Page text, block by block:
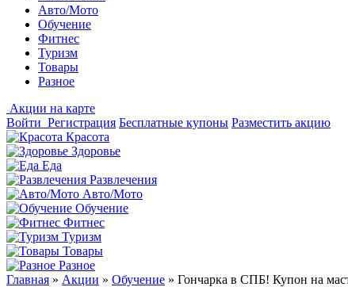
Авто/Мото
Обучение
Фитнес
Туризм
Товары
Разное
Акции на карте
Войти Регистрация Бесплатные купоны Разместить акцию
Красота
Здоровье
Еда
Развлечения
Авто/Мото
Обучение
Фитнес
Туризм
Товары
Разное
Главная » Акции » Обучение » Гончарка в СПБ! Купон на